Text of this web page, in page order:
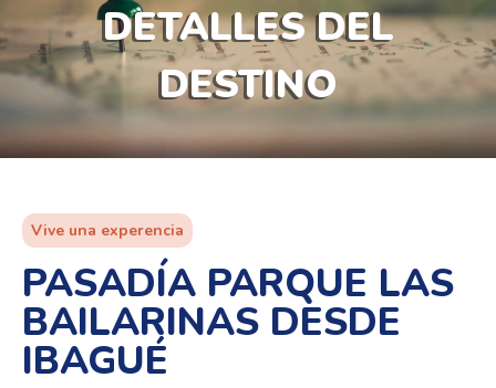
DETALLES DEL
DESTINO
Vive una experencia
PASADÍA PARQUE LAS
BAILARINAS DESDE
IBAGUÉ